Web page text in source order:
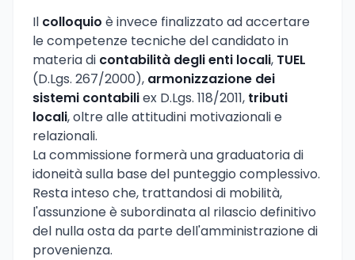
Il colloquio è invece finalizzato ad accertare
le competenze tecniche del candidato in
materia di contabilità degli enti locali, TUEL
(D.Lgs. 267/2000), armonizzazione dei
sistemi contabiliex D.Lgs. 118/2011, tributi
locali, oltre alle attitudini motivazionali e
relazionali.
La commissione formerà una graduatoria di
idoneità sulla base del punteggio complessivo.
Resta inteso che, trattandosi di mobilità,
l'assunzione è subordinata al rilascio definitivo
del nulla osta da parte dell'amministrazione di
provenienza.